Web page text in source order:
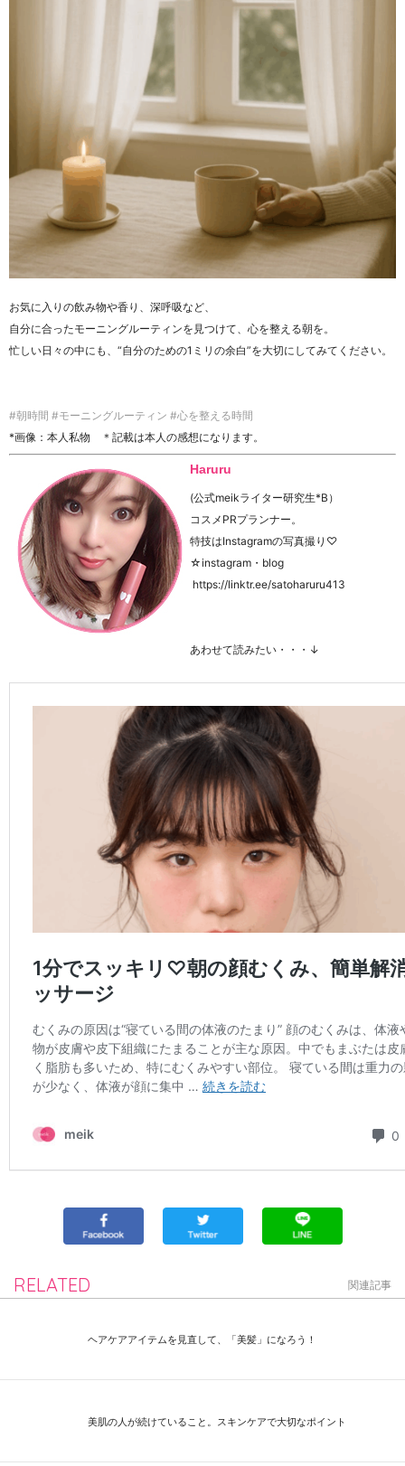
お気に入りの飲み物や香り、深呼吸など、
自分に合ったモーニングルーティンを見つけて、心を整える朝を。
忙しい日々の中にも、“自分のための1ミリの余白”を大切にしてみてください。
#朝時間 #モーニングルーティン #心を整える時間
*画像：本人私物 ＊記載は本人の感想になります。
Haruru
(公式meikライター研究生*B）
コスメPRプランナー。
特技はInstagramの写真撮り♡
☆instagram・blog
https://linktr.ee/satoharuru413
あわせて読みたい・・・↓
RELATED 関連記事
ヘアケアアイテムを見直して、「美髪」になろう！
美肌の人が続けていること。スキンケアで大切なポイント